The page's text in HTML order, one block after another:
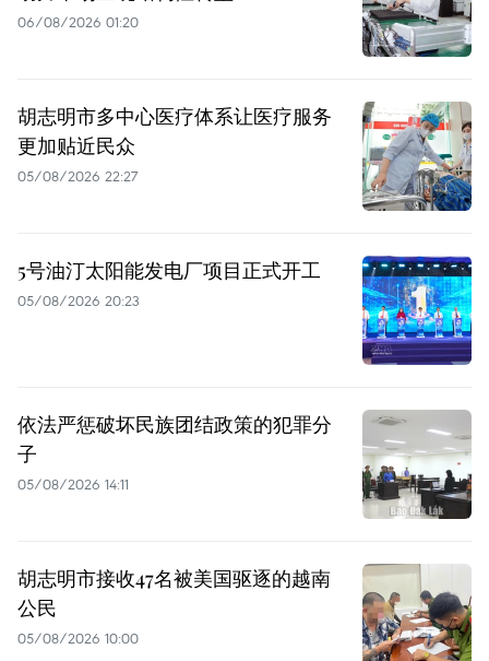
06/08/2026 01:20
胡志明市多中心医疗体系让医疗服务
更加贴近民众
05/08/2026 22:27
5号油汀太阳能发电厂项目正式开工
05/08/2026 20:23
依法严惩破坏民族团结政策的犯罪分
子
05/08/2026 14:11
胡志明市接收47名被美国驱逐的越南
公民
05/08/2026 10:00